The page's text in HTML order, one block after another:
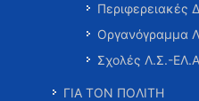
Περιφερειακές
Οργανόγραμμα
Σχολές Λ.Σ.-
ΓΙΑ ΤΟΝ ΠΟΛΙΤΗ